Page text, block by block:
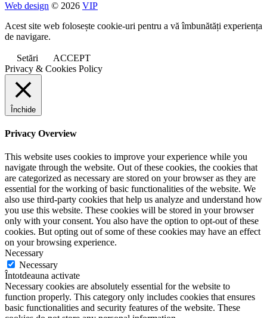
Web design © 2026 VIP
Acest site web folosește cookie-uri pentru a vă îmbunătăți experiența
de navigare.
Setări
ACCEPT
Privacy & Cookies Policy
Închide
Privacy Overview
This website uses cookies to improve your experience while you
navigate through the website. Out of these cookies, the cookies that
are categorized as necessary are stored on your browser as they are
essential for the working of basic functionalities of the website. We
also use third-party cookies that help us analyze and understand how
you use this website. These cookies will be stored in your browser
only with your consent. You also have the option to opt-out of these
cookies. But opting out of some of these cookies may have an effect
on your browsing experience.
Necessary
Necessary
Întotdeauna activate
Necessary cookies are absolutely essential for the website to
function properly. This category only includes cookies that ensures
basic functionalities and security features of the website. These